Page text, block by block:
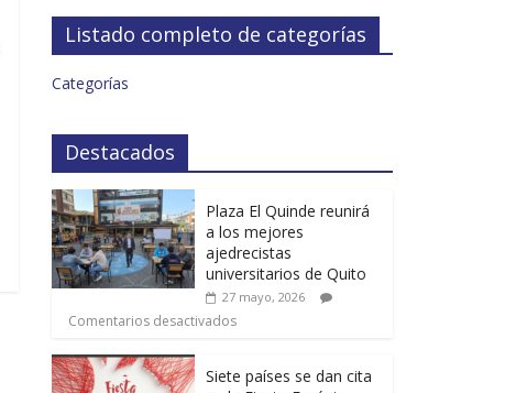
Listado completo de categorías
Categorías
Destacados
Plaza El Quinde reunirá
a los mejores
ajedrecistas
universitarios de Quito
27 mayo, 2026
Comentarios desactivados
Siete países se dan cita